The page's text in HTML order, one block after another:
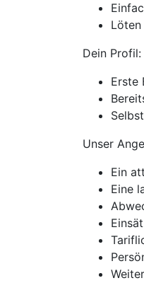
Dein Profil:
Erste
Unser
Ein
Eine